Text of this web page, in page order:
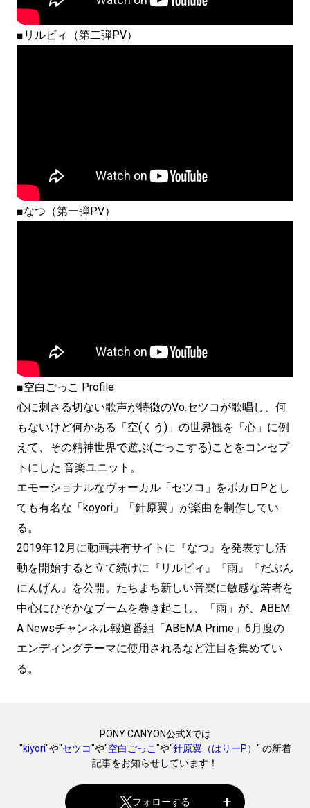
■リルビィ（第二弾PV）
■なつ（第一弾PV）
■空白ごっこ Profile
心に刺さる切ない歌声が特徴のVo.セツコが歌唱し、何
もないけど何かある「空(くう)」の世界観を「心」に例
えて、その精神世界で遊ぶ(ごっこする)ことをコンセプ
トにした 音楽ユニット。
エモーショナルなヴォーカル「セツコ」をボカロPとし
ても有名な「koyori」「針原翼」が楽曲を制作してい
る。
2019年12月に動画共有サイトに『なつ』を発表すし活
動を開始すると立て続けに『リルビィ』『雨』『だぶん
にんげん』を公開。たちまち新しい音楽に敏感な若者を
中心にひそかなブームを巻き起こし、「雨」が、ABEM
A Newsチャンネル報道番組「ABEMA Prime」6月度の
エンディングテーマに使用されるなど注目を集めてい
る。
PONY CANYON公式Xでは
"kiyori"や"セツコ"や"空白ごっこ "や"針原翼（はりーP） " の新着
記事をお知らせしています！
フォローする